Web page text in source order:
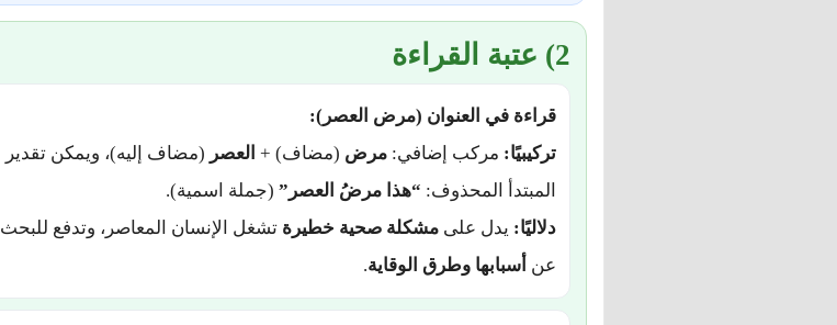
2) عتبة القراءة
قراءة في العنوان (مرض العصر):
تركيبيًا: مركب إضافي: مرض (مضاف) + العصر (مضاف إليه)، ويمكن تقدير
المبتدأ المحذوف: “هذا مرضُ العصر” (جملة اسمية).
دلاليًا: يدل على مشكلة صحية خطيرة تشغل الإنسان المعاصر، وتدفع للبحث
عن أسبابها وطرق الوقاية.